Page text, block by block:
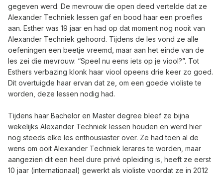
gegeven werd. De mevrouw die open deed vertelde dat ze
Alexander Techniek lessen gaf en bood haar een proefles
aan. Esther was 19 jaar en had op dat moment nog nooit van
Alexander Techniek gehoord. Tijdens de les vond ze alle
oefeningen een beetje vreemd, maar aan het einde van de
les zei die mevrouw: “Speel nu eens iets op je viool?”. Tot
Esthers verbazing klonk haar viool opeens drie keer zo goed.
Dit overtuigde haar ervan dat ze, om een goede violiste te
worden, deze lessen nodig had.
Tijdens haar Bachelor en Master degree bleef ze bijna
wekelijks Alexander Techniek lessen houden en werd hier
nog steeds elke les enthousiaster over. Ze had toen al de
wens om ooit Alexander Techniek lerares te worden, maar
aangezien dit een heel dure privé opleiding is, heeft ze eerst
10 jaar (internationaal) gewerkt als violiste voordat ze in 2012